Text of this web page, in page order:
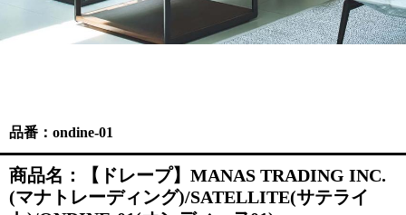
品番：ondine-01
商品名：【ドレープ】MANAS TRADING INC.
(マナトレーディング)/SATELLITE(サテライ